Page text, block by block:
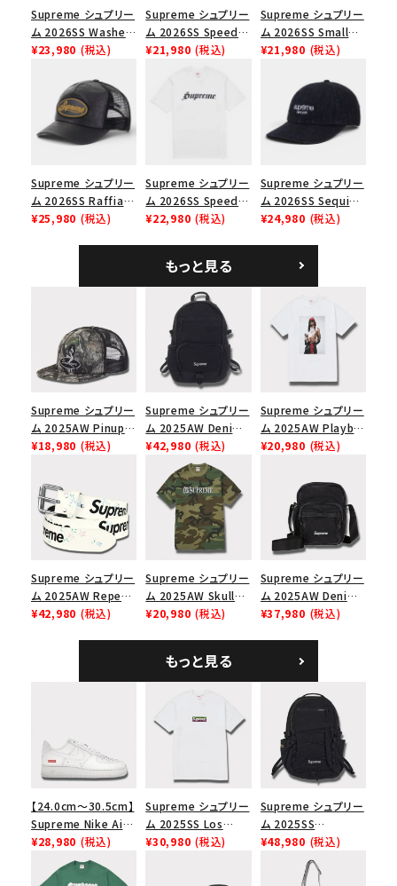
並び順
価格から探す
在庫のない商品を表示する
Supreme シュプリー
ム 2026SS Washed
Chino Twill Camp
ノツイル キャンプキャ
ップ ブラック
¥23,980 (税込)
Supreme シュプリー
ム 2026SS Speed
Tee スピードTシャツ
¥21,980 (税込)
Supreme シュプリー
ム 2026SS Small
Box Tee スモールボ
¥21,980 (税込)
Supreme シュプリー
ム 2026SS Raffia
Mesh Back 5-Panel
¥25,980 (税込)
Supreme シュプリー
ム 2026SS Speed
Tee スピードTシャツ
¥22,980 (税込)
Supreme シュプリー
ム 2026SS Sequin
Denim Classic
シックロゴ 6パネルキ
ャップ ブラック
¥24,980 (税込)
もっと見る
Supreme シュプリー
ム 2025AW Pinup
Mesh Back 5-Panel
ュバック 5パネルキャ
ップ トゥルーティン
バーHTC フォールカ
¥18,980 (税込)
Supreme シュプリー
ム 2025AW Denim
Backpack デニム バ
ックパック ブラック
¥42,980 (税込)
Supreme シュプリー
ム 2025AW Playboi
Carti Tee プレイボ
¥20,980 (税込)
Supreme シュプリー
ム 2025AW Repeat
Leather Belt リピー
¥42,980 (税込)
Supreme シュプリー
ム 2025AW Skull
Tee スカル Tシャ
¥20,980 (税込)
Supreme シュプリー
ム 2025AW Denim
Shoulder Bag デニ
¥37,980 (税込)
もっと見る
【24.0cm～30.5cm】
Supreme Nike Air
Force 1 Low シュプ
リーム ナイキエアフォ
ース１スニーカー シ
¥28,980 (税込)
Supreme シュプリー
ム 2025SS Los
Angeles Fire Relief
¥30,980 (税込)
Supreme シュプリー
ム 2025SS
Backpack バックパッ
ク ブラック 黒
¥48,980 (税込)